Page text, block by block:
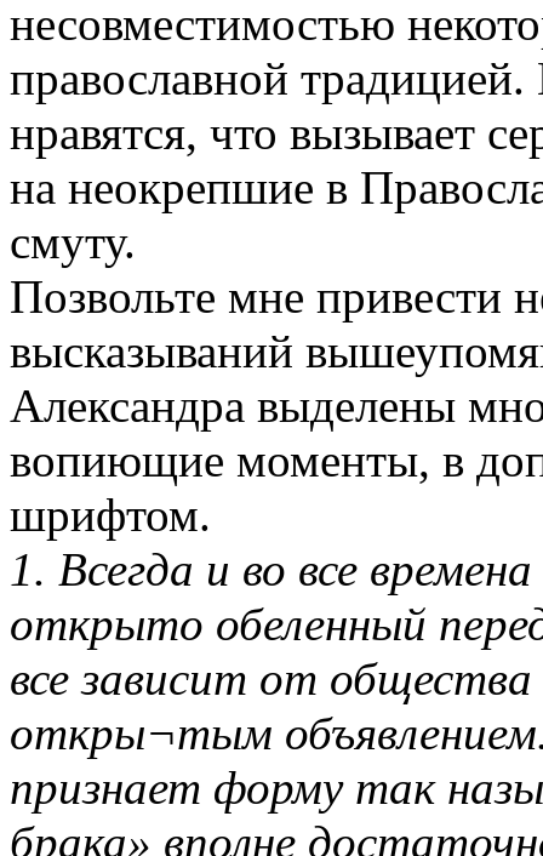
несовместимостью
православной
нравятся, что вызывает
на неокрепшие в
смуту.
Позвольте мне привести
высказываний
Александра выделены
вопиющие моменты, в
шрифтом.
1. Всегда и во все
открыто обеленный
все зависит от
откры¬тым
признает форму так
брака» вполне